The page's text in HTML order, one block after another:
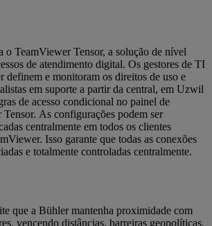
o TeamViewer Tensor, a solução de nível
de atendimento digital. Os gestores de TI
definem e monitoram os direitos de uso e
em suporte a partir da central, em Uzwil
de acesso condicional no painel de
As configurações podem ser
centralmente em todos os clientes
‌Isso garante que todas as conexões
e totalmente controladas centralmente.
que a Bühler mantenha proximidade com
vencendo distâncias, barreiras geopolíticas,